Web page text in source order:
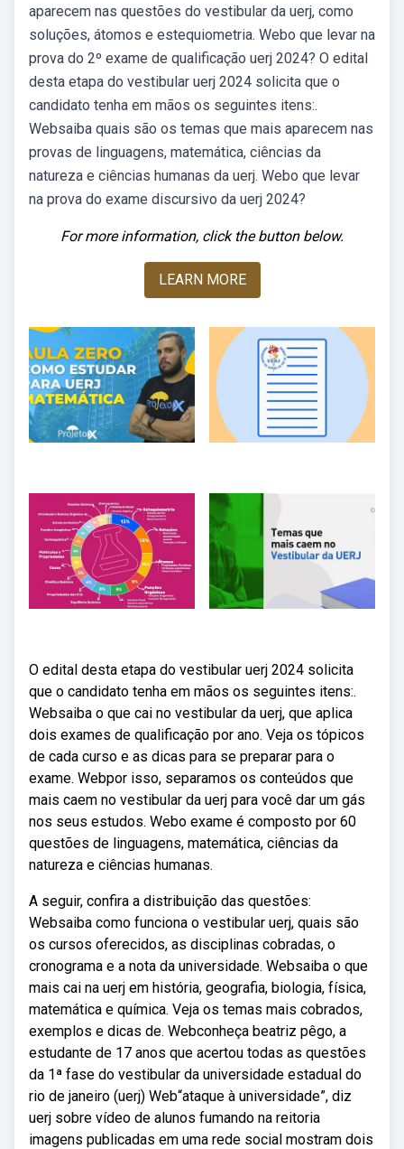
aparecem nas questões do vestibular da uerj, como
soluções, átomos e estequiometria. Webo que levar na
prova do 2º exame de qualificação uerj 2024? O edital
desta etapa do vestibular uerj 2024 solicita que o
candidato tenha em mãos os seguintes itens:.
Websaiba quais são os temas que mais aparecem nas
provas de linguagens, matemática, ciências da
natureza e ciências humanas da uerj. Webo que levar
na prova do exame discursivo da uerj 2024?
For more information, click the button below.
LEARN MORE
O edital desta etapa do vestibular uerj 2024 solicita
que o candidato tenha em mãos os seguintes itens:.
Websaiba o que cai no vestibular da uerj, que aplica
dois exames de qualificação por ano. Veja os tópicos
de cada curso e as dicas para se preparar para o
exame. Webpor isso, separamos os conteúdos que
mais caem no vestibular da uerj para você dar um gás
nos seus estudos. Webo exame é composto por 60
questões de linguagens, matemática, ciências da
natureza e ciências humanas.
A seguir, confira a distribuição das questões:
Websaiba como funciona o vestibular uerj, quais são
os cursos oferecidos, as disciplinas cobradas, o
cronograma e a nota da universidade. Websaiba o que
mais cai na uerj em história, geografia, biologia, física,
matemática e química. Veja os temas mais cobrados,
exemplos e dicas de. Webconheça beatriz pêgo, a
estudante de 17 anos que acertou todas as questões
da 1ª fase do vestibular da universidade estadual do
rio de janeiro (uerj) Web“ataque à universidade”, diz
uerj sobre vídeo de alunos fumando na reitoria
imagens publicadas em uma rede social mostram dois